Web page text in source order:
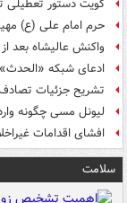
کویت دستور تعطیلی
حرم امام علی (ع)
واکنش عالیشاه بعد
ادعای شبکه «الحدث»
تشریح جزئیات تصادف ۱۲ خودرو با ۱۹
لیونل مسی چگونه
افشای اقدامات
سلامت